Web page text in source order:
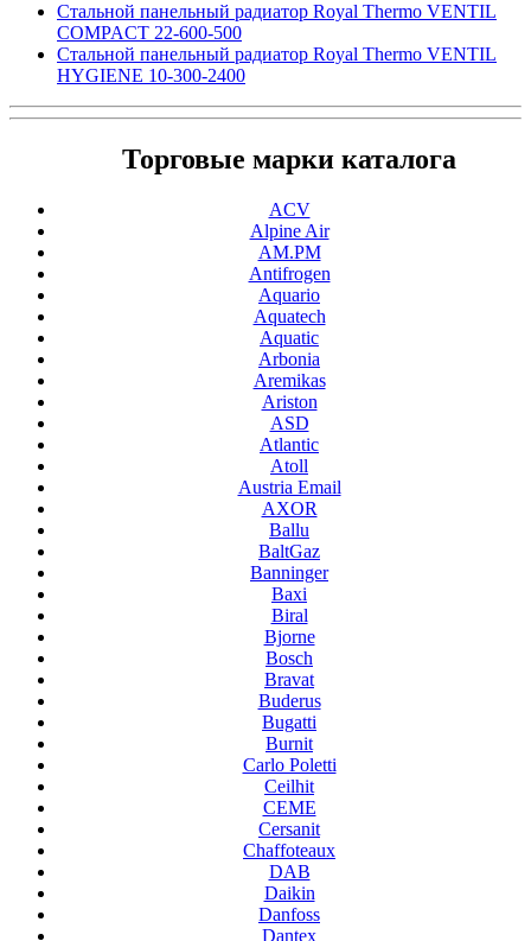
Стальной панельный радиатор Royal Thermo VENTIL
COMPACT 22-600-500
Стальной панельный радиатор Royal Thermo VENTIL
HYGIENE 10-300-2400
Торговые марки каталога
ACV
Alpine Air
AM.PM
Antifrogen
Aquario
Aquatech
Aquatic
Arbonia
Aremikas
Ariston
ASD
Atlantic
Atoll
Austria Email
AXOR
Ballu
BaltGaz
Banninger
Baxi
Biral
Bjorne
Bosch
Bravat
Buderus
Bugatti
Burnit
Carlo Poletti
Ceilhit
CEME
Cersanit
Chaffoteaux
DAB
Daikin
Danfoss
Dantex